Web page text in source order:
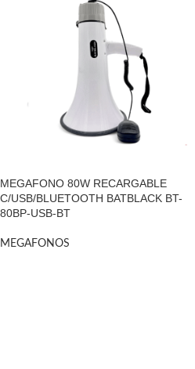
MEGAFONO 80W RECARGABLE
C/USB/BLUETOOTH BATBLACK BT-
80BP-USB-BT
MEGAFONOS